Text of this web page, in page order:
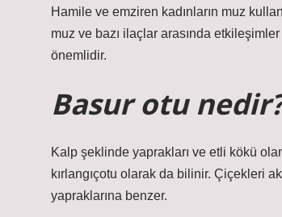
Hamile ve emziren kadınların muz
muz ve bazı ilaçlar arasında
önemlidir.
Basur otu
Kalp şeklinde yaprakları ve etli kökü
kırlangıçotu olarak da bilinir. Çiçekleri
yapraklarına benzer.